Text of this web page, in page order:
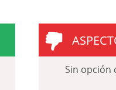
Sin opción